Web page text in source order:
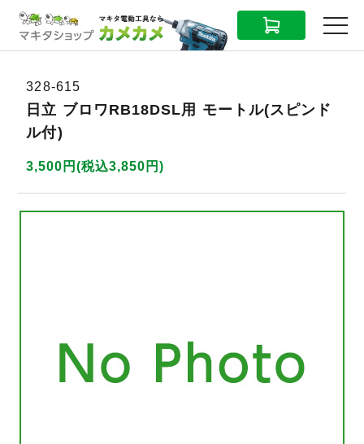
CART MENU
328-615
日立 ブロワRB18DSL用 モートル(スピンド
ル付)
3,500円(税込3,850円)